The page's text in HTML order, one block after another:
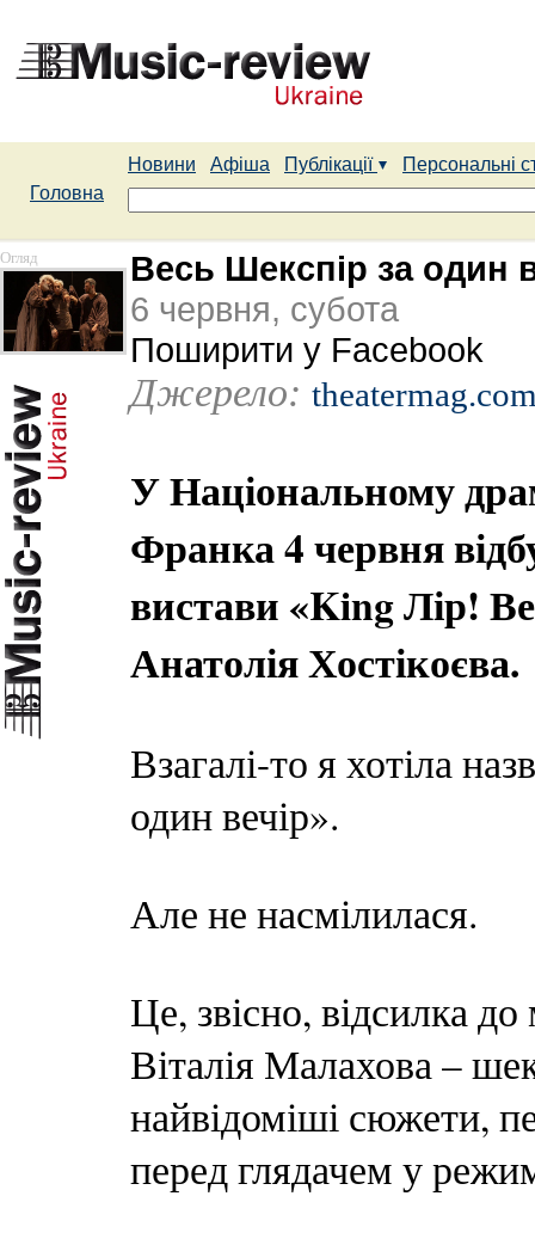
Новини Афіша Публікації
Персональні
Головна
Огляд
Весь Шекспір за один
6 червня, субота
Поширити у Facebook
Джерело:
У Національному
Франка 4 червня
вистави «King Лір!
Анатолія Хостікоєва.
Взагалі-то я хотіла
один вечір».
Але не насмілилася.
Це, звісно, відсилка
Віталія Малахова –
найвідоміші сюжети,
перед глядачем у